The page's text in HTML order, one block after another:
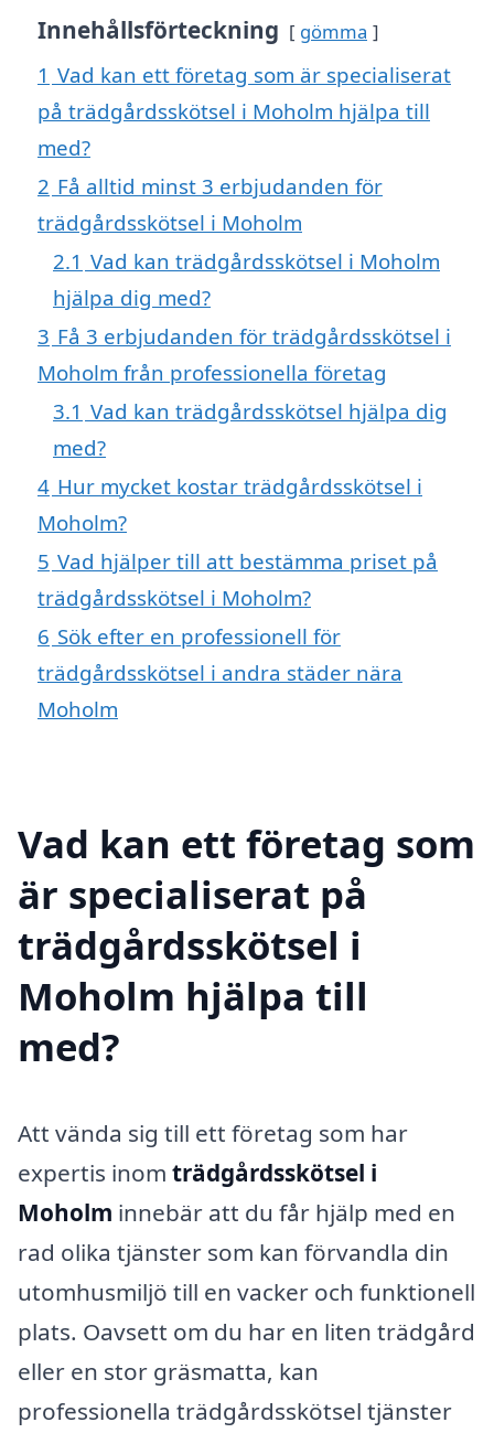
Innehållsförteckning gömma
1 Vad kan ett företag som är specialiserat
på trädgårdsskötsel i Moholm hjälpa till
med?
2 Få alltid minst 3 erbjudanden för
trädgårdsskötsel i Moholm
2.1 Vad kan trädgårdsskötsel i Moholm
hjälpa dig med?
3 Få 3 erbjudanden för trädgårdsskötsel i
Moholm från professionella företag
3.1 Vad kan trädgårdsskötsel hjälpa dig
med?
4 Hur mycket kostar trädgårdsskötsel i
Moholm?
5 Vad hjälper till att bestämma priset på
trädgårdsskötsel i Moholm?
6 Sök efter en professionell för
trädgårdsskötsel i andra städer nära
Moholm
Vad kan ett företag som
är specialiserat på
trädgårdsskötsel i
Moholm hjälpa till
med?
Att vända sig till ett företag som har
expertis inom trädgårdsskötsel i
Moholm innebär att du får hjälp med en
rad olika tjänster som kan förvandla din
utomhusmiljö till en vacker och funktionell
plats. Oavsett om du har en liten trädgård
eller en stor gräsmatta, kan
professionella trädgårdsskötsel tjänster